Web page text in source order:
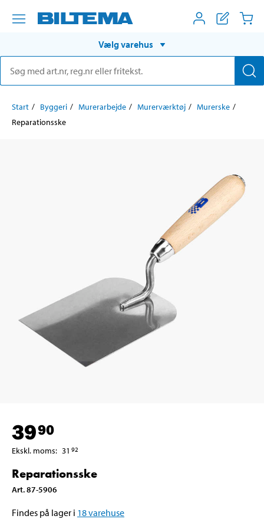
Vælg varehus
Start Byggeri Murerarbejde Murerværktøj
Murerske
Reparationsske
3990
Ekskl. moms: 31 92
Reparationsske
Art.87-5906
Findes på lager i 18varehuse